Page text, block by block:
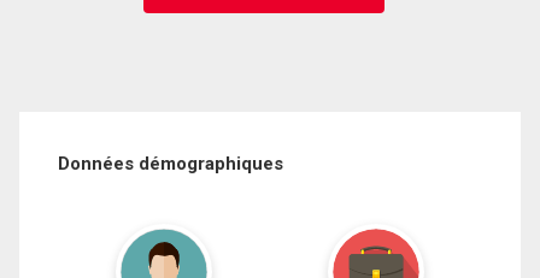
Données démographiques